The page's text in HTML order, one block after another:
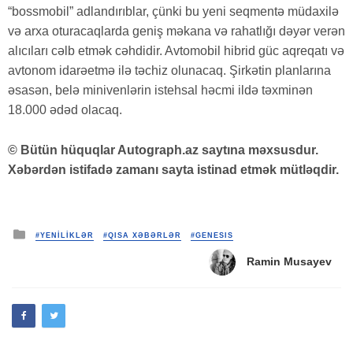
“bossmobil” adlandırıblar, çünki bu yeni seqmentə müdaxilə
və arxa oturacaqlarda geniş məkana və rahatlığı dəyər verən
alıcıları cəlb etmək cəhdidir. Avtomobil hibrid güc aqreqatı və
avtonom idarəetmə ilə təchiz olunacaq. Şirkətin planlarına
əsasən, belə minivenlərin istehsal həcmi ildə təxminən
18.000 ədəd olacaq.
© Bütün hüquqlar Autograph.az saytına məxsusdur.
Xəbərdən istifadə zamanı sayta istinad etmək mütləqdir.
Posted
#YENİLİKLƏR #QISA XƏBƏRLƏR #GENESIS
Ramin Musayev